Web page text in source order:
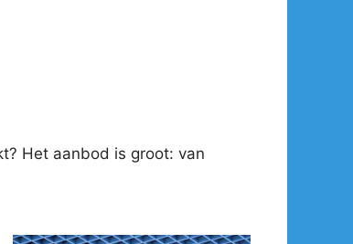
Het aanbod is groot: van